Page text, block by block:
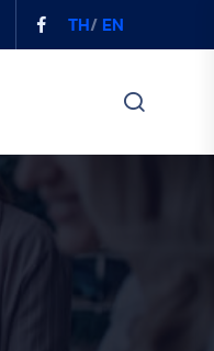
TH/ EN
ข่าวสารของเรา